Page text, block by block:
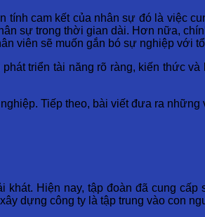
cam kết của nhân sự đó là việc
sự trong thời gian dài. Hơn nữa,
viên sẽ muốn gắn bó sự nghiệp với
triển tài năng rõ ràng, kiến thức
Tiếp theo, bài viết đưa ra
Hiện nay, tập đoàn đã cung cấp
dựng công ty là tập trung vào con